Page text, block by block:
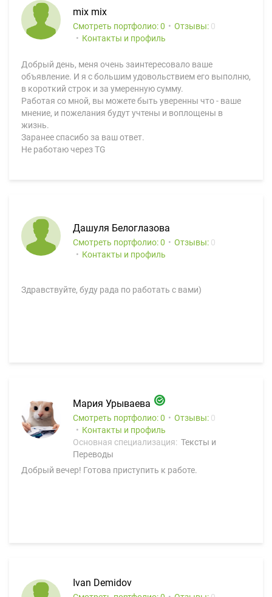
mix mix
Смотреть портфолио: 0 Отзывы: 0
Контакты и профиль
Добрый день, меня очень заинтересовало ваше
объявление. И я с большим удовольствием его выполню,
в короткий строк и за умеренную сумму.
Работая со мной, вы можете быть уверенны что - ваше
мнение, и пожелания будут учтены и воплощены в
жизнь.
Заранее спасибо за ваш ответ.
Не работаю через TG
Дашуля Белоглазова
Смотреть портфолио: 0 Отзывы: 0
Контакты и профиль
Здравствуйте, буду рада по работать с вами)
Мария Урываева
Смотреть портфолио: 0 Отзывы: 0
Контакты и профиль
Основная специализация: Тексты и
Переводы
Добрый вечер! Готова приступить к работе.
Ivan Demidov